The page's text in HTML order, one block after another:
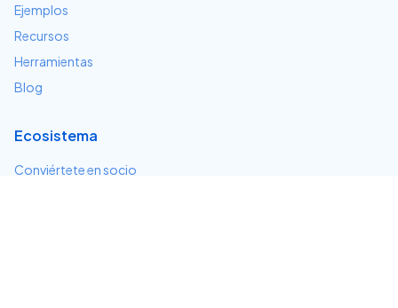
Ejemplos
Recursos
Herramientas
Blog
Ecosistema
Conviértete en socio